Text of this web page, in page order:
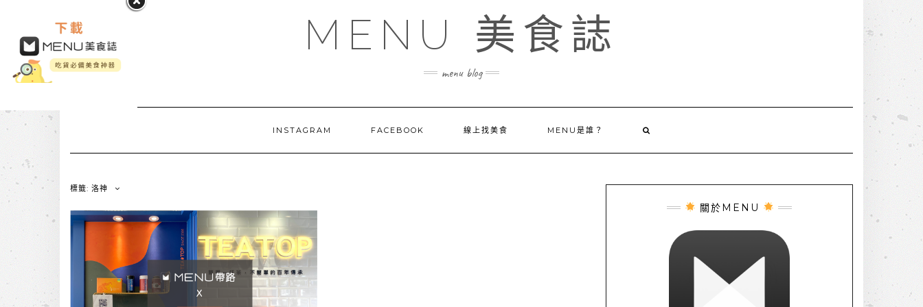
MENU 美食誌
menu blog
INSTAGRAM FACEBOOK 線上找美食 MENU是誰？
標籤: 洛神
關於MENU